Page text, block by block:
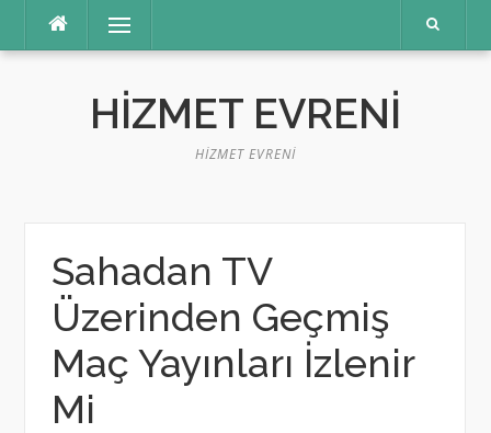
Menü
HIZMET EVRENI
HIZMET EVRENI
Sahadan TV
Üzerinden Geçmiş
Maç Yayınları İzlenir
Mi